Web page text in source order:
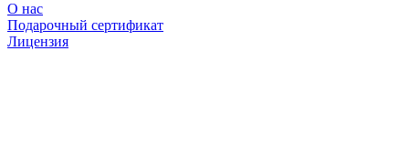
О нас
Подарочный сертификат
Лицензия